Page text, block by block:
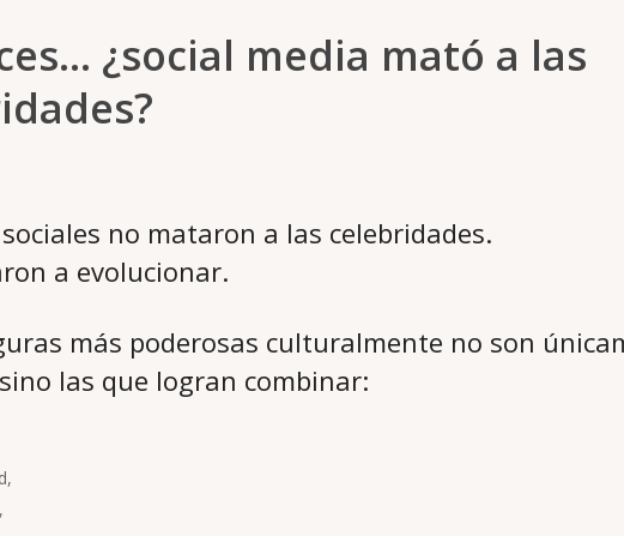
¿social media mató a las
no mataron a las celebridades.
a evolucionar.
más poderosas culturalmente no son
las que logran combinar: